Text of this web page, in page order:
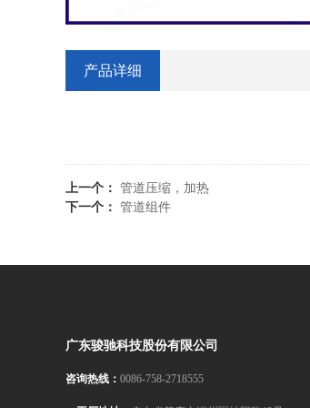
产品详细
上一个： 管道压缩，加热
下一个： 管道组件
广东骏驰科技股份有限公司
咨询热线： 0086-758-2718555